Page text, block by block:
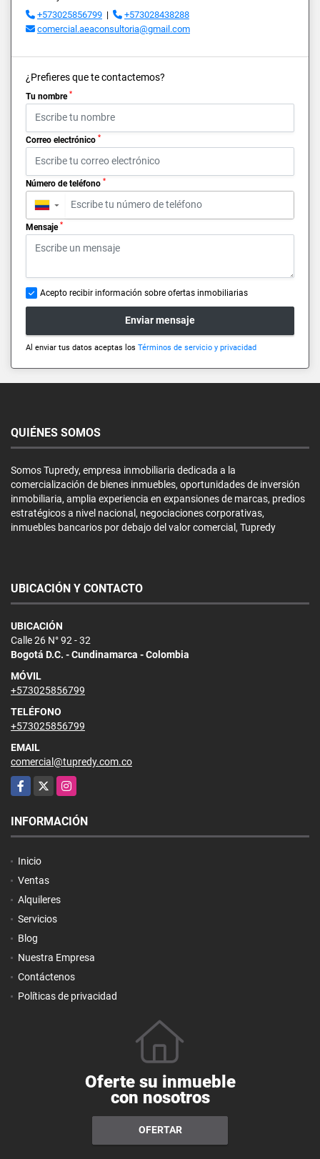
+573025856799 |
+573028438288
comercial.aeaconsultoria@gmail.com
¿Prefieres que te contactemos?
Tu nombre *
Correo electrónico *
Número de teléfono *
▼
Mensaje *
Acepto recibir información sobre ofertas inmobiliarias
Enviar mensaje
Al enviar tus datos aceptas los Términos de servicio y privacidad
QUIÉNES SOMOS
Somos Tupredy, empresa inmobiliaria dedicada a la
comercialización de bienes inmuebles, oportunidades de inversión
inmobiliaria, amplia experiencia en expansiones de marcas, predios
estratégicos a nivel nacional, negociaciones corporativas,
inmuebles bancarios por debajo del valor comercial, Tupredy
UBICACIÓN Y CONTACTO
UBICACIÓN
Calle 26 N° 92 - 32
Bogotá D.C. - Cundinamarca - Colombia
MÓVIL
+573025856799
TELÉFONO
+573025856799
EMAIL
comercial@tupredy.com.co
Facebook
X Instagram
INFORMACIÓN
Inicio
Ventas
Alquileres
Servicios
Blog
Nuestra Empresa
Contáctenos
Políticas de privacidad
Oferte su inmueble
con nosotros
OFERTAR